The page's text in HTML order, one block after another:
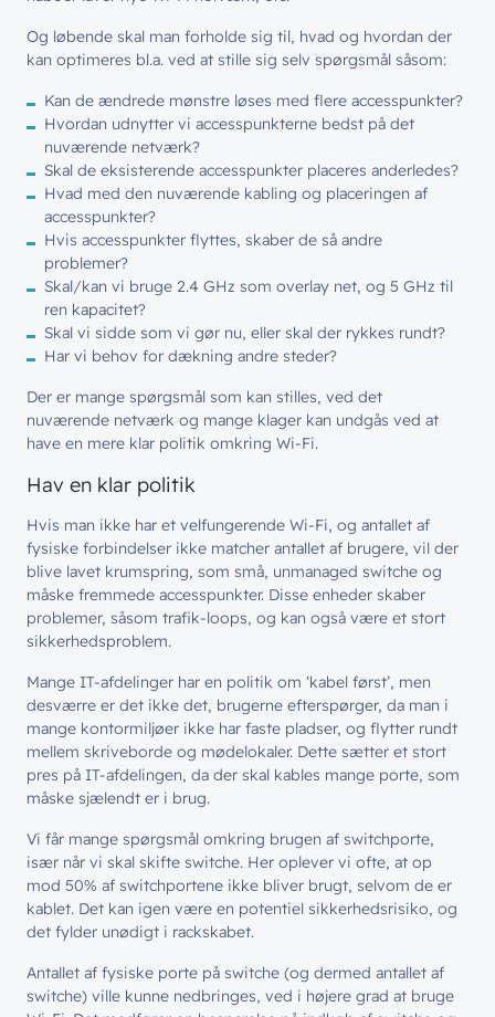
Hvad vi gør
Hvem vi er
Cases
Offentlige organisationer
Bliv inspireret
// LØSNINGER
Netværk
Sikkerhed
Cloud & AI
Splunk
Møderum
Kontaktcenter
// SERVICES
Managed Services
Managed Security
Automatisering
Om wingmen
Job & Karriere
Bæredygtighed
// PART OF WINGMEN
Ledige stillinger
// BLIV INSPIRERET
Nyheder & presse
Vidensdeling
Events
Webinarer
Skriv dig op og få alle nyheder
direkte i din inbox
Skriv dig op
Og løbende skal man forholde sig til, hvad og hvordan der
kan optimeres bl.a. ved at stille sig selv spørgsmål såsom:
Kan de ændrede mønstre løses med flere accesspunkter?
Hvordan udnytter vi accesspunkterne bedst på det
nuværende netværk?
Skal de eksisterende accesspunkter placeres anderledes?
Hvad med den nuværende kabling og placeringen af
accesspunkter?
Hvis accesspunkter flyttes, skaber de så andre
problemer?
Skal/kan vi bruge 2.4 GHz som overlay net, og 5 GHz til
ren kapacitet?
Skal vi sidde som vi gør nu, eller skal der rykkes rundt?
Har vi behov for dækning andre steder?
Der er mange spørgsmål som kan stilles, ved det
nuværende netværk og mange klager kan undgås ved at
have en mere klar politik omkring Wi-Fi.
Hav en klar politik
Hvis man ikke har et velfungerende Wi-Fi, og antallet af
fysiske forbindelser ikke matcher antallet af brugere, vil der
blive lavet krumspring, som små, unmanaged switche og
måske fremmede accesspunkter. Disse enheder skaber
problemer, såsom trafik-loops, og kan også være et stort
sikkerhedsproblem.
Mange IT-afdelinger har en politik om ‘kabel først’, men
desværre er det ikke det, brugerne efterspørger, da man i
mange kontormiljøer ikke har faste pladser, og flytter rundt
mellem skriveborde og mødelokaler. Dette sætter et stort
pres på IT-afdelingen, da der skal kables mange porte, som
måske sjælendt er i brug.
Vi får mange spørgsmål omkring brugen af switchporte,
især når vi skal skifte switche. Her oplever vi ofte, at op
mod 50% af switchportene ikke bliver brugt, selvom de er
kablet. Det kan igen være en potentiel sikkerhedsrisiko, og
det fylder unødigt i rackskabet.
Antallet af fysiske porte på switche (og dermed antallet af
switche) ville kunne nedbringes, ved i højere grad at bruge